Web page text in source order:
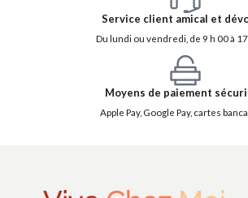
Service client amical et
Du lundi ou vendredi, de 9 h 00 à
Moyens de paiement
Apple Pay, Google Pay, cartes